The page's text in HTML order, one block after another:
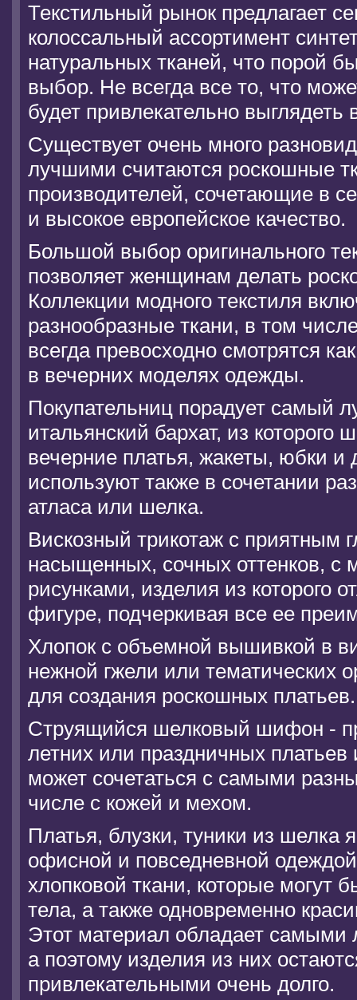
Текстильный рынок предлагает
колоссальный ассортимент
натуральных тканей, что порой
выбор. Не всегда все то, что
будет привлекательно выглядеть
Существует очень много
лучшими считаются роскошные
производителей, сочетающие в
и высокое европейское качество.
Большой выбор оригинального
позволяет женщинам делать
Коллекции модного текстиля
разнообразные ткани, в том
всегда превосходно смотрятся
в вечерних моделях одежды.
Покупательниц порадует самый
итальянский бархат, из
вечерние платья, жакеты, юбки и
используют также в сочетании
атласа или шелка.
Вискозный трикотаж с приятным
насыщенных, сочных оттенков, с
рисунками, изделия из которого
фигуре, подчеркивая все ее
Хлопок с объемной вышивкой в
нежной гжели или тематических
для создания роскошных платьев.
Струящийся шелковый шифон -
летних или праздничных платьев
может сочетаться с самыми
числе с кожей и мехом.
Платья, блузки, туники из шелка
офисной и повседневной
хлопковой ткани, которые могут
тела, а также одновременно
Этот материал обладает самыми
а поэтому изделия из них
привлекательными очень долго.